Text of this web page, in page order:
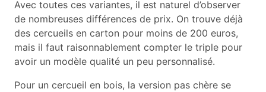
Avec toutes ces variantes, il est naturel d’observer
de nombreuses différences de prix. On trouve déjà
des cercueils en carton pour moins de 200 euros,
mais il faut raisonnablement compter le triple pour
avoir un modèle qualité un peu personnalisé.
Pour un cercueil en bois, la version pas chère se